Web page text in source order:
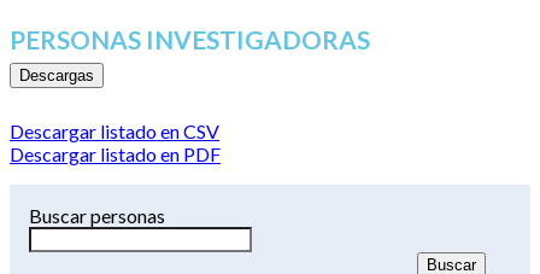
PERSONAS INVESTIGADORAS
Descargas
Descargar listado en CSV
Descargar listado en PDF
Buscar personas